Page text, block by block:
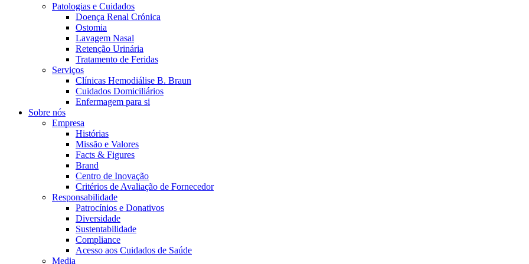
Catálogo de Produtos
Encontre o produto que procura. Visite o catálogo de produtos da B. Braun com o nosso portfólio completo.
Centro de Inovação
Vamos impulsionar juntos a inovação na tecnologia médica. Saiba mais sobre o nosso centro de inovação e apresente a sua ideia.
Patologias e Cuidados
Doença Renal Crónica
Ostomia
Lavagem Nasal
Retenção Urinária
Tratamento de Feridas
Serviços
Clínicas Hemodiálise B. Braun
Cuidados Domiciliários
Enfermagem para si
Sobre nós
Empresa
Histórias
Missão e Valores
Facts & Figures
Brand
Centro de Inovação
Critérios de Avaliação de Fornecedor
Responsabilidade
Patrocínios e Donativos
Diversidade
Sustentabilidade
Compliance
Acesso aos Cuidados de Saúde
Media